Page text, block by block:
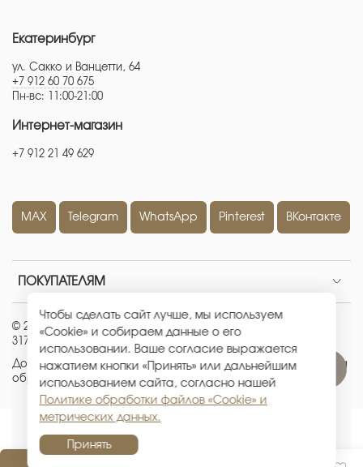
ПОКУПАТЕЛЯМ
Екатеринбург
ул. Сакко и Ванцетти, 64
+7 912 60 70 675
Пн-вс: 11:00-21:00
Интернет-магазин
+7 912 21 49 629
MAX Telegram WhatsApp Pinterest ВКонтакте
© 2026 ИП Кравченко Евгения Александровна
317665800226442
ИНН: 667100512881
Договор-оферта |Политика конфиденциальности |
Политика
обработки файлов «Cookie» и метрических данных
Чтобы сделать сайт лучше, мы используем
«Cookie» и собираем данные о его
использовании. Ваше согласие выражается
нажатием кнопки «Принять» или дальнейшим
использованием сайта, согласно нашей
Политике обработки файлов «Cookie» и
метрических данных.
Принять